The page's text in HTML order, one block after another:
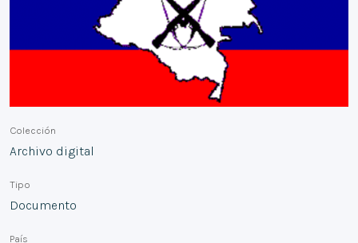
Colección
Archivo digital
Tipo
Documento
País